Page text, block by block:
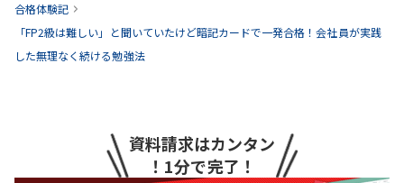
合格体験記
「FP2級は難しい」と聞いていたけど暗記カードで一発合格！会社員が実践
した無理なく続ける勉強法
資料請求はカンタン
！1分で完了！